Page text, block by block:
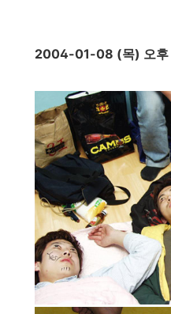
2004-01-08 (목) 오